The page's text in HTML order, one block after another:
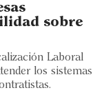
sobre
Laboral
los sistemas